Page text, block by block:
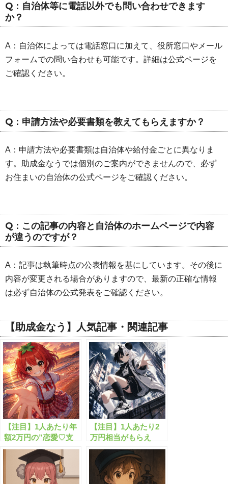
Q：自治体等に電話以外でも問い合わせできます
か？
A：自治体によっては電話窓口に加えて、役所窓口やメール
フォームでの問い合わせも可能です。詳細は公式ページを
ご確認ください。
Q：申請方法や必要書類を教えてもらえますか？
A：申請方法や必要書類は自治体や給付金ごとに異なりま
す。助成金なうでは個別のご案内ができませんので、必ず
お住まいの自治体の公式ページをご確認ください。
Q：この記事の内容と自治体のホームページで内容
が違うのですが？
A：記事は執筆時点の公表情報を基にしています。その後に
内容が変更される場合がありますので、最新の正確な情報
は必ず自治体の公式発表をご確認ください。
【助成金なう】人気記事・関連記事
【注目】1人あたり年
額2万円の”恋愛♡支
援金”がもらえます！
【注目】1人あたり2
万円相当がもらえ
る”生活支援金”と
は？